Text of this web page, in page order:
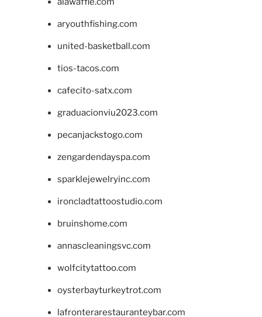
aryouthfishing.com
united-basketball.com
tios-tacos.com
cafecito-satx.com
graduacionviu2023.com
pecanjackstogo.com
zengardendayspa.com
sparklejewelryinc.com
ironcladtattoostudio.com
bruinshome.com
annascleaningsvc.com
wolfcitytattoo.com
oysterbayturkeytrot.com
lafronterarestauranteybar.com